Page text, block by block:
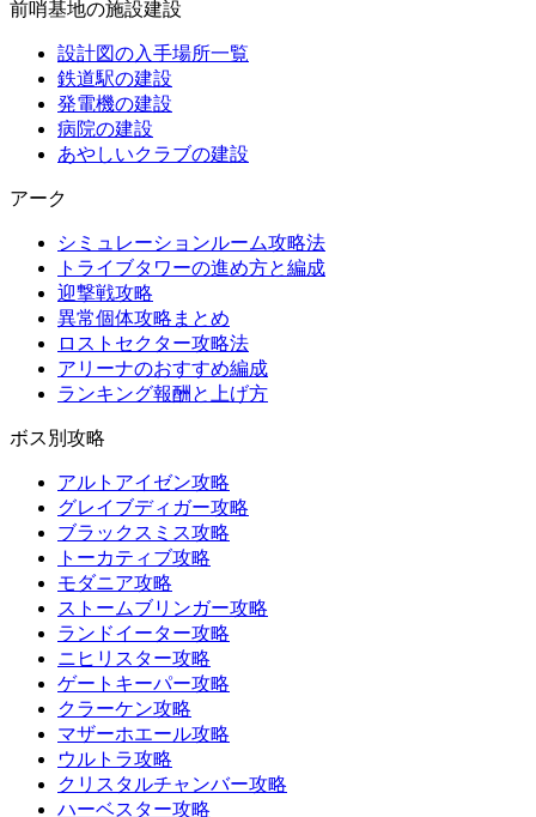
前哨基地の施設建設
設計図の入手場所一覧
鉄道駅の建設
発電機の建設
病院の建設
あやしいクラブの建設
アーク
シミュレーションルーム攻略法
トライブタワーの進め方と編成
迎撃戦攻略
異常個体攻略まとめ
ロストセクター攻略法
アリーナのおすすめ編成
ランキング報酬と上げ方
ボス別攻略
アルトアイゼン攻略
グレイブディガー攻略
ブラックスミス攻略
トーカティブ攻略
モダニア攻略
ストームブリンガー攻略
ランドイーター攻略
ニヒリスター攻略
ゲートキーパー攻略
クラーケン攻略
マザーホエール攻略
ウルトラ攻略
クリスタルチャンバー攻略
ハーベスター攻略